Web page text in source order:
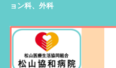
ョン科、外科